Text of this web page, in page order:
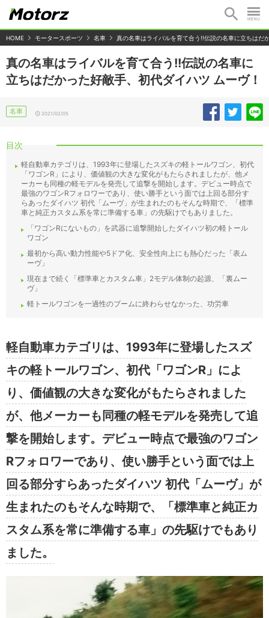
HOME モータースポーツ 名車 真の名車はライバルを育て合う!!伝説の名車に立ちはだ
真の名車はライバルを育て合う!!伝説の名車に
立ちはだかった好敵手、初代ダイハツ ムーヴ！
名車 2021/02/05
目次
軽自動車カテゴリは、1993年に登場したスズキの軽トールワゴン、初代
「ワゴンR」により、価値観の大きな変化がもたらされましたが、他メ
ーカーも同種の軽モデルを発売して追撃を開始します。デビュー時点で
最強のワゴンRフォロワーであり、使い勝手という面では上回る部分す
らあったダイハツ 初代「ムーヴ」が生まれたのもそんな時期で、「標準
車と純正カスタム系を常に準備する車」の先駆けでもありました。
「ワゴンRにないもの」を武器に追撃開始したダイハツ初の軽トール
ワゴン
最初から高い動力性能や5ドア化、安全性向上にも熱心だった「表ム
ーヴ」
現在まで続く「標準車とカスタム車」2モデル体制の起源、「裏ムー
ヴ」
軽トールワゴンを一過性のブームに終わらせなかった、功労車
軽自動車カテゴリは、1993年に登場したスズ
キの軽トールワゴン、初代「ワゴンR」によ
り、価値観の大きな変化がもたらされました
が、他メーカーも同種の軽モデルを発売して追
撃を開始します。デビュー時点で最強のワゴン
Rフォロワーであり、使い勝手という面では上
回る部分すらあったダイハツ 初代「ムーヴ」が
生まれたのもそんな時期で、「標準車と純正カ
スタム系を常に準備する車」の先駆けでもあり
ました。